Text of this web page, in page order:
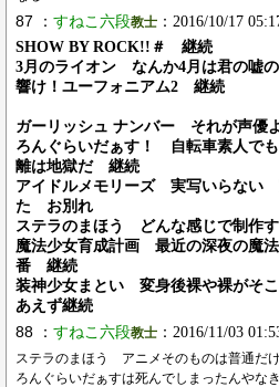
87 ： すねこ六段教士 ：2016/10/17
SHOW BY ROCK!!＃ 継続
3月のライオン なんか4月は君の嘘
響け！ユーフォニアム2 継続
ガーリッシュ ナンバー それが声優
ろんぐらいだぁす！ 自転車素人で
離は地獄だ 継続
アイドルメモリーズ 実写いらない
た お別れ
ステラのまほう どんな感じで制作
魔法少女育成計画 最近の深夜の魔
番 継続
装神少女まとい 変身後裸や裸がそ
あえず継続
88 ： すねこ六段教士 ：2016/11/03
ステラのまほう アニメそのものは普通だ
ろんぐらいだぁすは死んでしまったんやな